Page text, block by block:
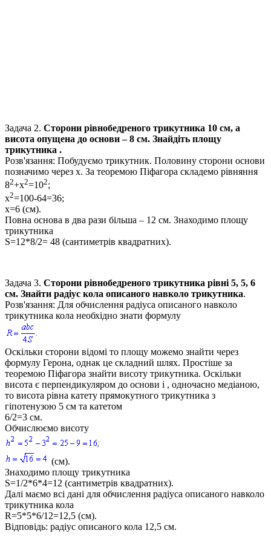
Задача 2. Сторони рівнобедреного трикутника 10 см, а
висота опущена до основи –8 см. Знайдіть площу
трикутника .
Розв'язання: Побудуємо трикутник. Половину сторони основи
позначимо через x. За теоремою Піфагора складемо рівняння
82+x2=102;
x2=100-64=36;
x=6 (см).
Повна основа в два рази більша – 12 см. Знаходимо площу
трикутника
S=12*8/2= 48 (сантиметрів квадратних).
Задача 3. Сторони рівнобедреного трикутника рівні 5, 5, 6
см. Знайти радіус кола описаного навколо трикутника.
Розв'язання: Для обчислення радіуса описаного навколо
трикутника кола необхідно знати формулу
Оскільки сторони відомі то площу можемо знайти через
формулу Герона, однак це складний шлях. Простіше за
теоремою Піфагора знайти висоту трикутника. Оскільки
висота є перпендикуляром до основи і , одночасно медіаною,
то висота рівна катету прямокутного трикутника з
гіпотенузою 5 см та катетом
6/2=3 см.
Обчислюємо висоту
(см).
Знаходимо площу трикутника
S=1/2*6*4=12 (сантиметрів квадратних).
Далі маємо всі дані для обчислення радіуса опиcаного навколо
трикутника кола
R=5*5*6/12=12,5 (см).
Відповідь: радіус описаного кола 12,5 см.